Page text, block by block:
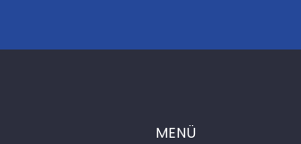
MENÜ